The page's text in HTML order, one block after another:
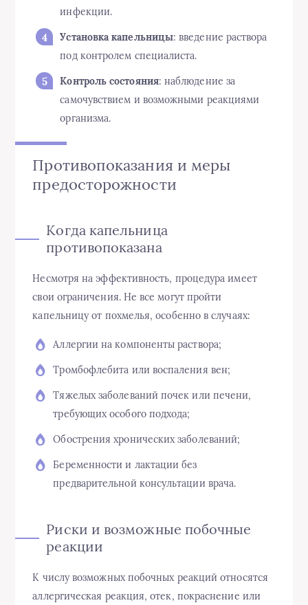
инфекции.
Установка капельницы: введение раствора
под контролем специалиста.
Контроль состояния: наблюдение за
самочувствием и возможными реакциями
организма.
Противопоказания и меры
предосторожности
Когда капельница
противопоказана
Несмотря на эффективность, процедура имеет
свои ограничения. Не все могут пройти
капельницу от похмелья, особенно в случаях:
Аллергии на компоненты раствора;
Тромбофлебита или воспаления вен;
Тяжелых заболеваний почек или печени,
требующих особого подхода;
Обострения хронических заболеваний;
Беременности и лактации без
предварительной консультации врача.
Риски и возможные побочные
реакции
К числу возможных побочных реакций относятся
аллергическая реакция, отек, покраснение или